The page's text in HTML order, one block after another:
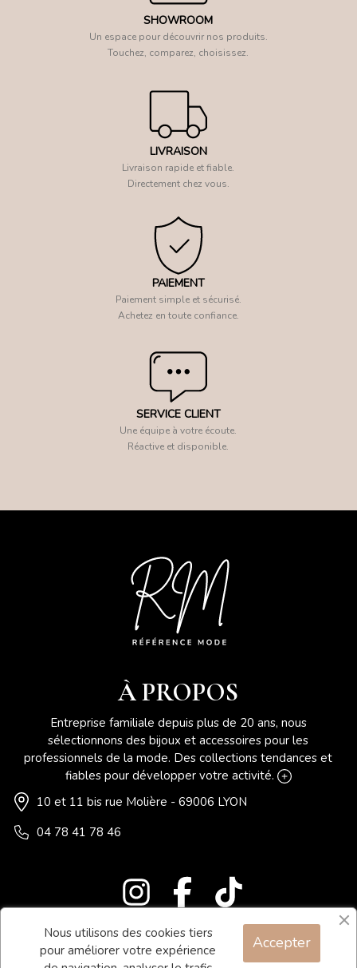
SHOWROOM
Un espace pour découvrir nos produits.
Touchez, comparez, choisissez.
LIVRAISON
Livraison rapide et fiable.
Directement chez vous.
PAIEMENT
Paiement simple et sécurisé.
Achetez en toute confiance.
SERVICE CLIENT
Une équipe à votre écoute.
Réactive et disponible.
À PROPOS
Entreprise familiale depuis plus de 20 ans, nous
sélectionnons des bijoux et accessoires pour les
professionnels de la mode. Des collections tendances et
fiables pour développer votre activité.
10 et 11 bis rue Molière - 69006 LYON
04 78 41 78 46
Blog
Nous utilisons des cookies tiers
pour améliorer votre expérience
Accepter